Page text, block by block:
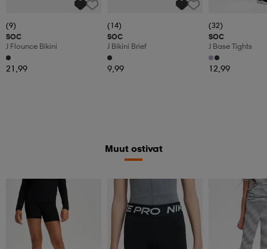
(9)
SOC
J Flounce Bikini
21,99
(14)
SOC
J Bikini Brief
9,99
(32)
SOC
J Base Tights
12,99
Muut ostivat
Member Superdeal